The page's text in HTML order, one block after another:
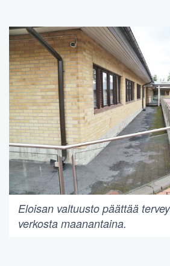
Eloisan valtuusto päättää
verkosta maanantaina.